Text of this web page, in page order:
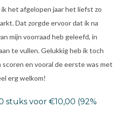
het afgelopen jaar het liefst zo
Dat zorgde ervoor dat ik na
mijn voorraad heb geleefd, in
te vullen. Gelukkig heb ik toch
en vooral de eerste was met
erg welkom!
stuks voor €10,00 (92%